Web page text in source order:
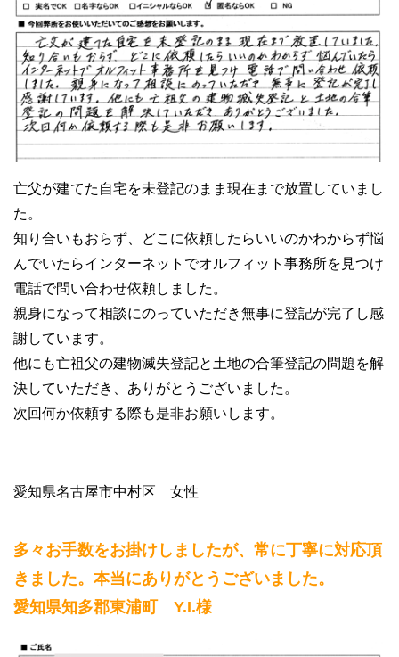
亡父が建てた自宅を未登記のまま現在まで放置していまし
た。
知り合いもおらず、どこに依頼したらいいのかわからず悩
んでいたらインターネットでオルフィット事務所を見つけ
電話で問い合わせ依頼しました。
親身になって相談にのっていただき無事に登記が完了し感
謝しています。
他にも亡祖父の建物滅失登記と土地の合筆登記の問題を解
決していただき、ありがとうございました。
次回何か依頼する際も是非お願いします。
愛知県名古屋市中村区 女性
多々お手数をお掛けしましたが、常に丁寧に対応頂
きました。本当にありがとうございました。
愛知県知多郡東浦町 Y.I.様